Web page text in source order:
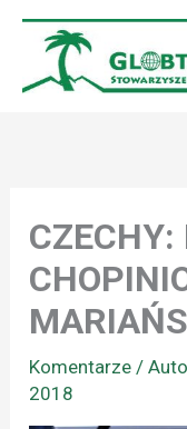
Przejdź
treści
Komentarze /
2018